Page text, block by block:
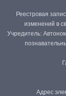
Реестровая
изменений в
Учредитель:
Адрес